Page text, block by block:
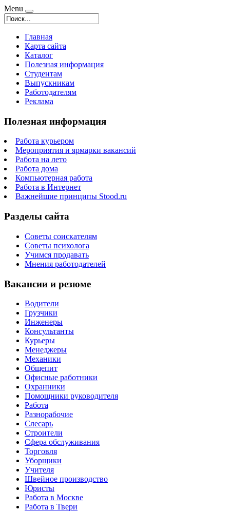
Menu
Главная
Карта сайта
Каталог
Полезная информация
Студентам
Выпускникам
Работодателям
Реклама
Полезная информация
Работа курьером
Мероприятия и ярмарки вакансий
Работа на лето
Работа дома
Компьютерная работа
Работа в Интернет
Важнейшие принципы Stood.ru
Разделы сайта
Советы соискателям
Советы психолога
Учимся продавать
Мнения работодателей
Вакансии и резюме
Водители
Грузчики
Инженеры
Консультанты
Курьеры
Менеджеры
Механики
Общепит
Офисные работники
Охранники
Помощники руководителя
Работа
Разнорабочие
Слесарь
Строители
Сфера обслуживания
Торговля
Уборщики
Учителя
Швейное производство
Юристы
Работа в Москве
Работа в Твери